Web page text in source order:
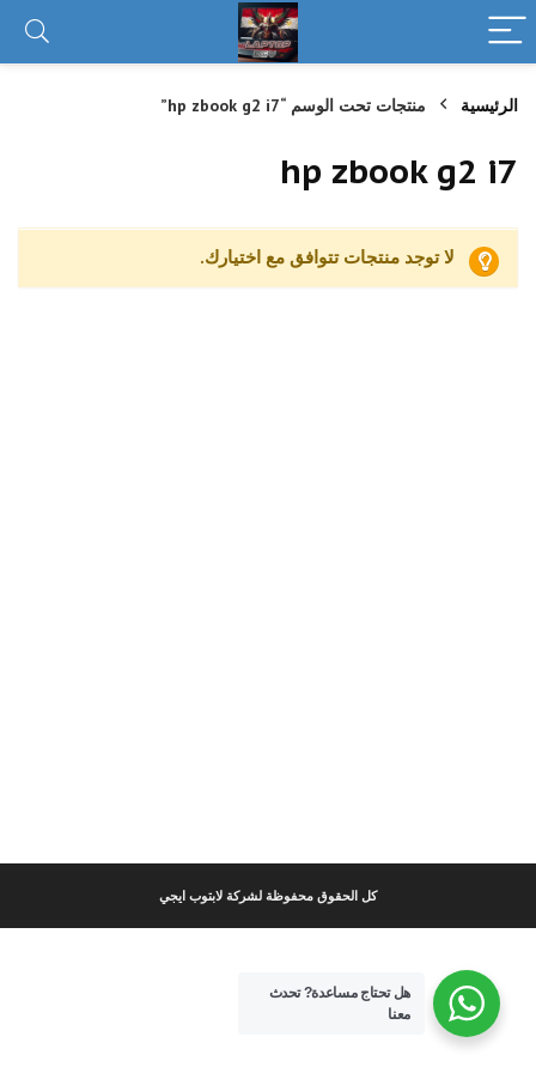
الرئيسية منتجات تحت الوسم “hp zbook g2 i7”
hp zbook g2 i7
لا توجد منتجات تتوافق مع اختيارك.
كل الحقوق محفوظة لشركة لابتوب ايجي
هل تحتاج مساعدة?تحدث
معنا